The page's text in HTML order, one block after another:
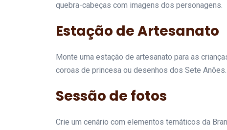
quebra-cabeças com imagens dos personagens.
Estação de Artesanato
Monte uma estação de artesanato para as
coroas de princesa ou desenhos dos Sete Anões.
Sessão de fotos
Crie um cenário com elementos temáticos da